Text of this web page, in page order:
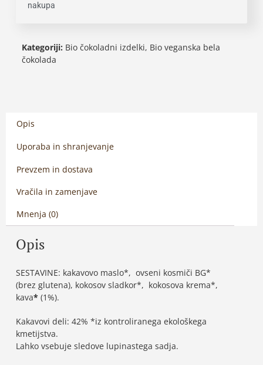
nakupa
Kategoriji: Bio čokoladni izdelki, Bio veganska bela
čokolada
Opis
Uporaba in shranjevanje
Prevzem in dostava
Vračila in zamenjave
Mnenja (0)
Opis
SESTAVINE: kakavovo maslo*, ovseni kosmiči BG*
(brez glutena), kokosov sladkor*, kokosova krema*,
kava* (1%).
Kakavovi deli: 42% *iz kontroliranega ekološkega
kmetijstva.
Lahko vsebuje sledove lupinastega sadja.